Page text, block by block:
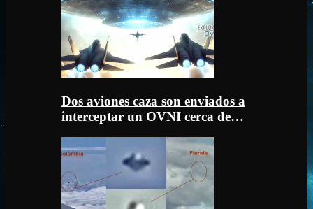
Dos aviones caza son enviados a
interceptar un OVNI cerca de…